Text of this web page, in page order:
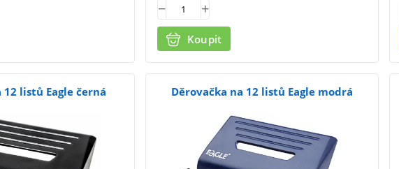
Koupit
12 listů Eagle černá Děrovačka na 12 listů Eagle modrá